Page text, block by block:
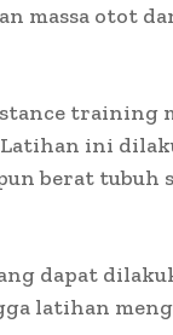
massa otot
training
ini
berat
dapat
latihan